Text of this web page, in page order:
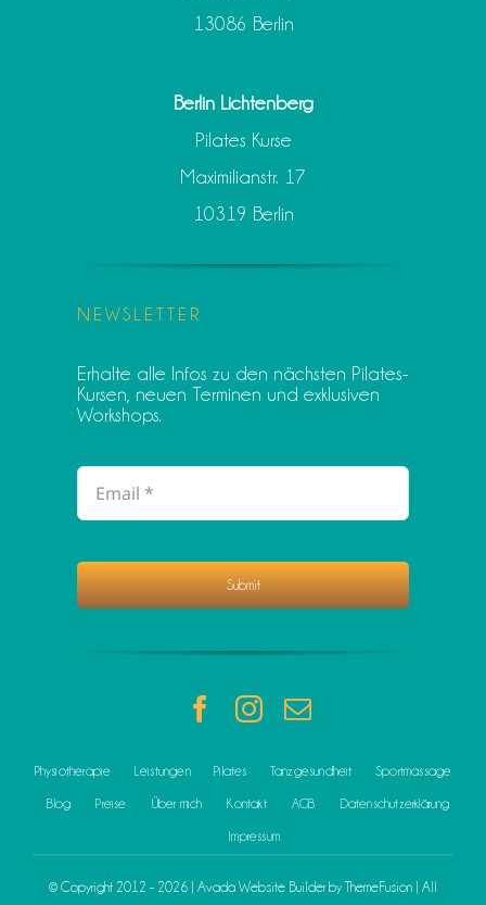
13086 Berlin
Berlin Lichtenberg
Pilates Kurse
Maximilianstr. 17
10319 Berlin
NEWSLETTER
Erhalte alle Infos zu den nächsten Pilates-
Kursen, neuen Terminen und exklusiven
Workshops.
Submit
Physiotherapie Leistungen Pilates Tanzgesundheit Sportmassage
Blog Preise Über mich Kontakt AGB Datenschutzerklärung
Impressum
© Copyright 2012 - 2026 | Avada Website Builder byThemeFusion | All